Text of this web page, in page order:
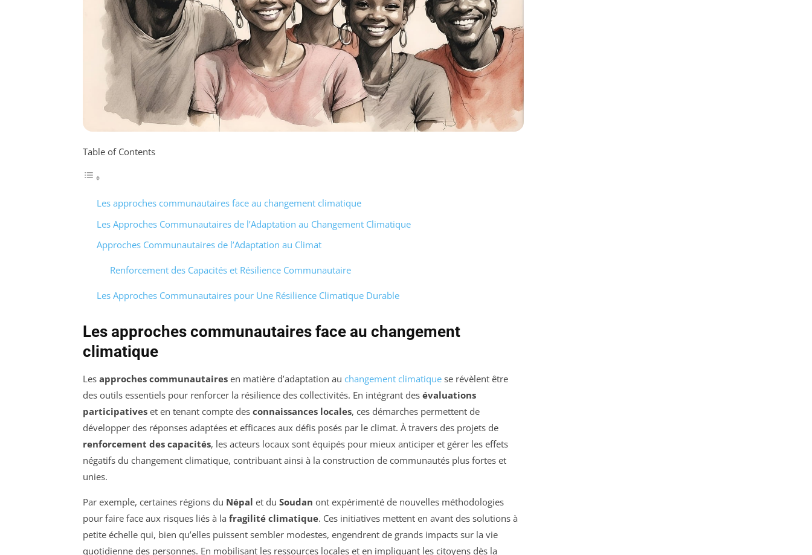
Table of Contents
Les approches communautaires face au changement climatique
Les Approches Communautaires de l’Adaptation au Changement Climatique
Approches Communautaires de l’Adaptation au Climat
Renforcement des Capacités et Résilience Communautaire
Les Approches Communautaires pour Une Résilience Climatique Durable
Les approches communautaires face au changement
climatique
Les approches communautaires en matière d’adaptation au changement climatique se révèlent être
des outils essentiels pour renforcer la résilience des collectivités. En intégrant des évaluations
participatives et en tenant compte des connaissances locales, ces démarches permettent de
développer des réponses adaptées et efficaces aux défis posés par le climat. À travers des projets de
renforcement des capacités, les acteurs locaux sont équipés pour mieux anticiper et gérer les effets
négatifs du changement climatique, contribuant ainsi à la construction de communautés plus fortes et
unies.
Par exemple, certaines régions du Népal et du Soudan ont expérimenté de nouvelles méthodologies
pour faire face aux risques liés à la fragilité climatique. Ces initiatives mettent en avant des solutions à
petite échelle qui, bien qu’elles puissent sembler modestes, engendrent de grands impacts sur la vie
quotidienne des personnes. En mobilisant les ressources locales et en impliquant les citoyens dès la